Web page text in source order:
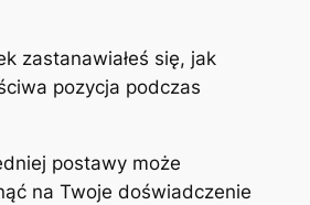
zastanawiałeś się, jak
pozycja podczas
postawy może
na Twoje doświadczenie